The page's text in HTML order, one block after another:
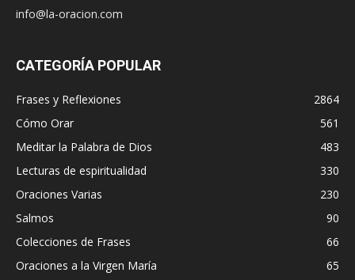
info@la-oracion.com
CATEGORÍA POPULAR
Frases y Reflexiones
2864
Cómo Orar
561
Meditar la Palabra de Dios
483
Lecturas de espiritualidad
330
Oraciones Varias
230
Salmos
90
Colecciones de Frases
66
Oraciones a la Virgen María
65